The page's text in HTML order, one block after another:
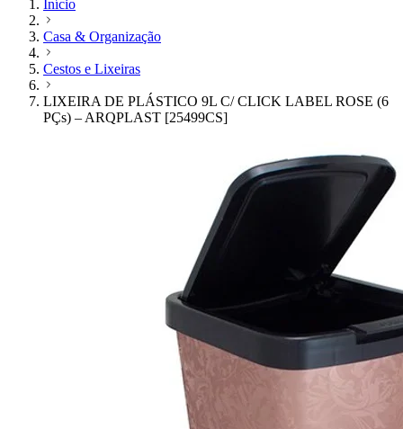
Início
Casa & Organização
Cestos e Lixeiras
LIXEIRA DE PLÁSTICO 9L C/ CLICK LABEL ROSE (6
PÇs) – ARQPLAST [25499CS]